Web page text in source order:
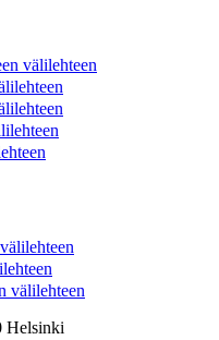
välilehteen
välilehteen
Helsinki